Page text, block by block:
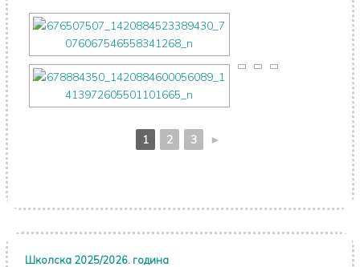
1 2 3 ►
Школска 2025/2026. година